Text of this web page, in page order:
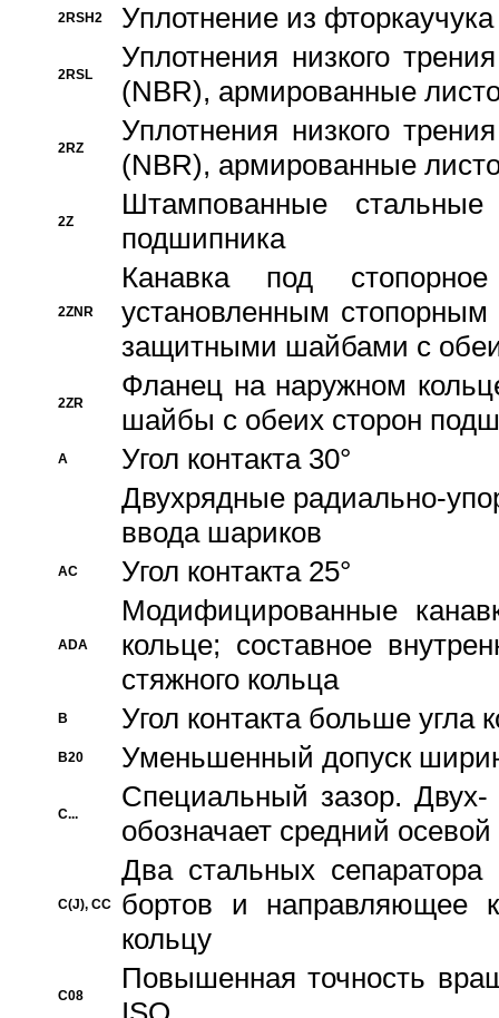
2RSH2 Уплотнение из
2RSL
Уплотнения низкого
(NBR), армированные
2RZ
Уплотнения низкого
(NBR), армированные
2Z
Штампованные
подшипника
2ZNR
Канавка под
установленным
защитными шайбами с
2ZR
Фланец на наружном
шайбы с обеих сторон
A
Угол контакта 30°
Двухрядные радиально-
ввода шариков
AC Угол контакта 25°
ADA
Модифицированные
кольце; составное
стяжного кольца
B Угол контакта больше угла
B20 Уменьшенный допуск
C...
Специальный зазор.
обозначает средний
C(J), CC
Два стальных сепаратора
бортов и направляющее
кольцу
C08
Повышенная точность